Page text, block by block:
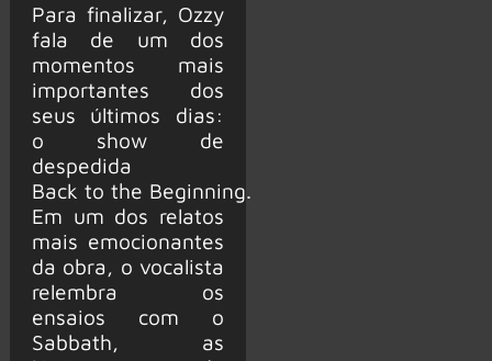
Para finalizar, Ozzy
fala de um dos
momentos mais
importantes dos
seus últimos dias:
o show de
despedida
Back to the Beginning.
Em um dos relatos
mais emocionantes
da obra, o vocalista
relembra os
ensaios com o
Sabbath, as